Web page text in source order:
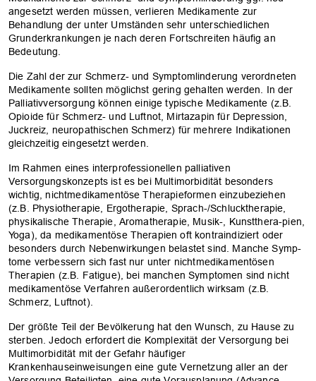
OK
angesetzt werden müssen, ­verlieren ­Medikamente zur
Behandlung der unter Umständen sehr unterschiedlichen
Grunderkrankungen je nach deren Fortschreiten häufig an
Bedeutung.
Die Zahl der zur Schmerz- und Symptomlinderung verordneten
Medikamente ­sollten möglichst gering gehalten werden. In der
Palliativversorgung können einige typische Medikamente (z.B.
Opioide für Schmerz- und Luftnot, Mirtazapin für ­Depression,
Juckreiz, neuropathischen Schmerz) für mehrere Indikationen
gleichzeitig eingesetzt werden.
Im Rahmen eines interprofessionellen ­palliativen
Versorgungskonzepts ist es bei Multimorbidität besonders
wichtig, nichtmedikamentöse Therapieformen einzubeziehen
(z.B. Physiotherapie, Ergotherapie, Sprach-/Schlucktherapie,
physikalische Therapie, Aromatherapie, Musik-, Kunstthera-pien,
Yoga), da medikamentöse Therapien oft kontraindiziert oder
besonders durch Nebenwirkungen belastet sind. Manche Symp-
tome verbessern sich fast nur unter nichtmedikamentösen
Therapien (z.B. Fatigue), bei manchen Symptomen sind nicht
medikamentöse Verfahren außerordentlich wirksam (z.B.
Schmerz, Luftnot).
Der größte Teil der Bevölkerung hat den Wunsch, zu Hause zu
sterben. Jedoch erfordert die Komplexität der Versorgung bei
Multimorbidität mit der Gefahr häufiger
Krankenhauseinweisungen eine gute Vernetzung aller an der